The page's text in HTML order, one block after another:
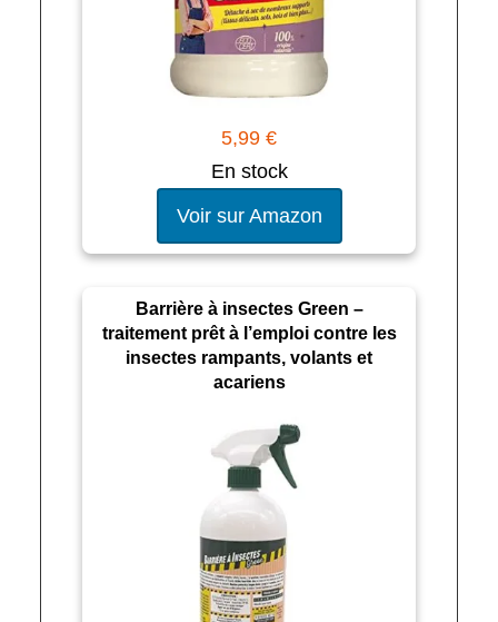
5,99 €
En stock
Voir sur Amazon
Barrière à insectes Green –
traitement prêt à l’emploi contre les
insectes rampants, volants et
acariens